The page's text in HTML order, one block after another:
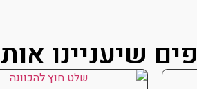
שיעניינו